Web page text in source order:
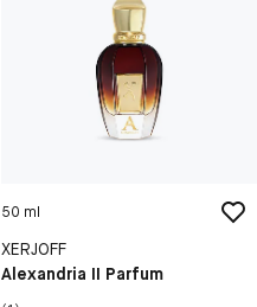
50 ml
XERJOFF
Alexandria II Parfum